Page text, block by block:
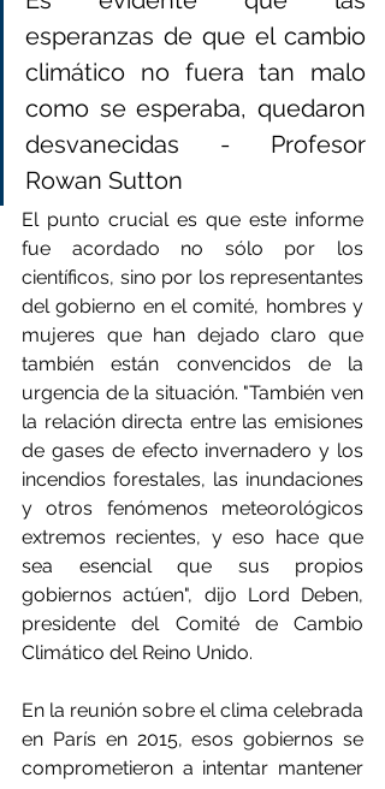
esperanzas de que el cambio
climático no fuera tan malo
como se esperaba, quedaron
desvanecidas - Profesor
Rowan Sutton
El punto crucial es que este informe
fue acordado no sólo por los
científicos, sino por los representantes
del gobierno en el comité, hombres y
mujeres que han dejado claro que
también están convencidos de la
urgencia de la situación. "También ven
la relación directa entre las emisiones
de gases de efecto invernadero y los
incendios forestales, las inundaciones
y otros fenómenos meteorológicos
extremos recientes, y eso hace que
sea esencial que sus propios
gobiernos actúen", dijo Lord Deben,
presidente del Comité de Cambio
Climático del Reino Unido.
En la reunión sobre el clima celebrada
en París en 2015, esos gobiernos se
comprometieron a intentar mantener